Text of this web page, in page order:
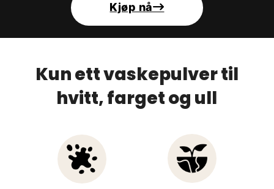
Kjøp nå
Kun ett vaskepulver til
hvitt, farget og ull